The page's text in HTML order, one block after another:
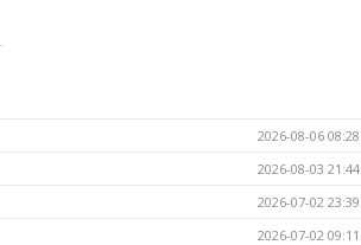
2026-08-06 08:28
2026-08-03 21:44
2026-07-02 23:39
2026-07-02 09:11